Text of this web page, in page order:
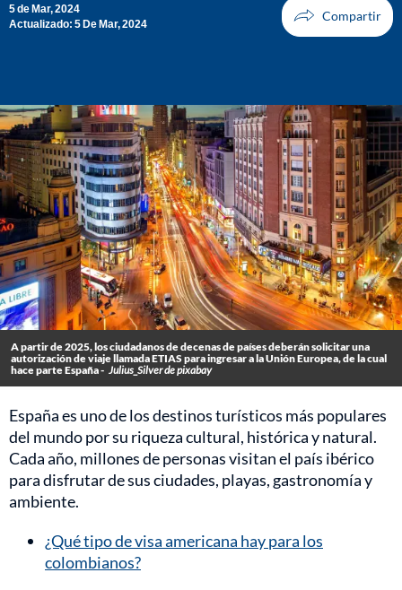
5 de Mar, 2024
Actualizado: 5 De Mar, 2024
A partir de 2025, los ciudadanos de decenas de países deberán solicitar una
autorización de viaje llamada ETIAS para ingresar a la Unión Europea, de la cual
hace parte España - Julius_Silver de pixabay
España es uno de los destinos turísticos más populares
del mundo por su riqueza cultural, histórica y natural.
Cada año, millones de personas visitan el país ibérico
para disfrutar de sus ciudades, playas, gastronomía y
ambiente.
¿Qué tipo de visa americana hay para los
colombianos?